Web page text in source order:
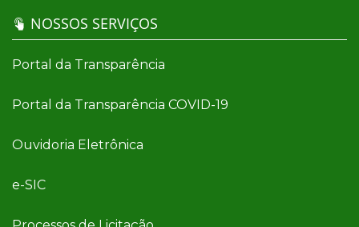
NOSSOS SERVIÇOS
Portal da Transparência
Portal da Transparência COVID-19
Ouvidoria Eletrônica
e-SIC